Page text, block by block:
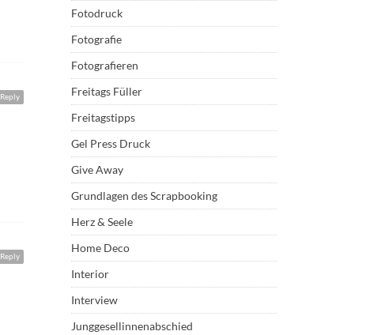
Reply
Reply
Fotodruck
Fotografie
Fotografieren
Freitags Füller
Freitagstipps
Gel Press Druck
Give Away
Grundlagen des Scrapbooking
Herz & Seele
Home Deco
Interior
Interview
Junggesellinnenabschied